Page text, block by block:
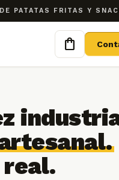
PATATAS FRITAS Y
shopping_bag
real.